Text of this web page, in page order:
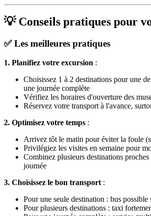
💡 Conseils pratiques pour
✅ Les meilleures pratiques
1. Planifiez votre excursion :
Choisissez 1 à 2 destinations pour une
une journée complète
Vérifiez les horaires d'ouverture des
Réservez votre transport à l'avance,
2. Optimisez votre temps :
Arrivez tôt le matin pour éviter la foule
Privilégiez les visites en semaine pour
Combinez plusieurs destinations
journée
3. Choisissez le bon transport :
Pour une seule destination : bus possible
Pour plusieurs destinations : taxi